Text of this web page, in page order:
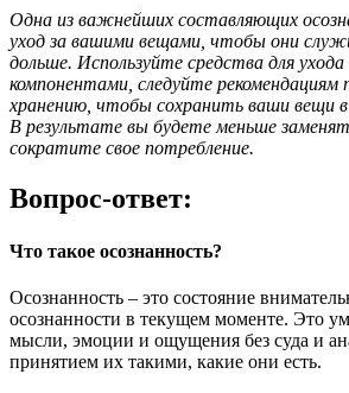
Одна из важнейших составляющих
уход за вашими вещами, чтобы они
дольше. Используйте средства для
компонентами, следуйте рекомендациям
хранению, чтобы сохранить ваши вещи
В результате вы будете меньше
сократите свое потребление.
Вопрос-ответ:
Что такое осознанность?
Осознанность – это состояние
осознанности в текущем моменте. Это
мысли, эмоции и ощущения без суда и
принятием их такими, какие они есть.